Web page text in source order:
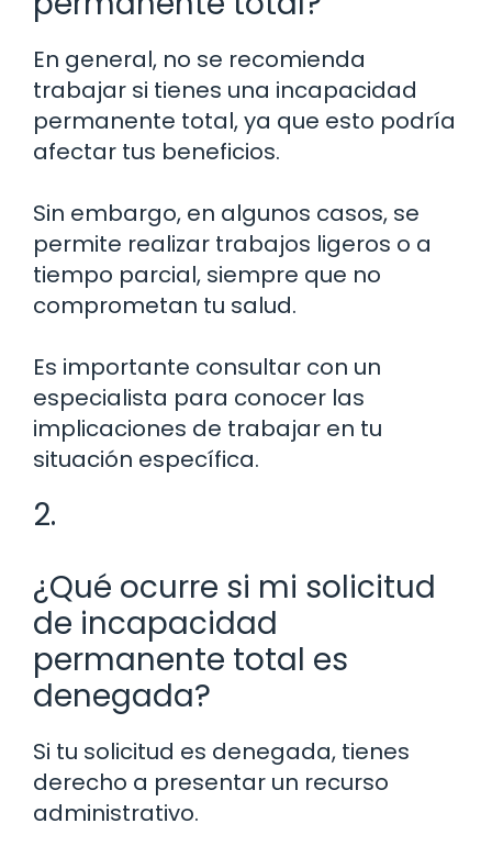
En general, no se recomienda
trabajar si tienes una incapacidad
permanente total, ya que esto podría
afectar tus beneficios.
Sin embargo, en algunos casos, se
permite realizar trabajos ligeros o a
tiempo parcial, siempre que no
comprometan tu salud.
Es importante consultar con un
especialista para conocer las
implicaciones de trabajar en tu
situación específica.
2.
¿Qué ocurre si mi solicitud
de incapacidad
permanente total es
denegada?
Si tu solicitud es denegada, tienes
derecho a presentar un recurso
administrativo.